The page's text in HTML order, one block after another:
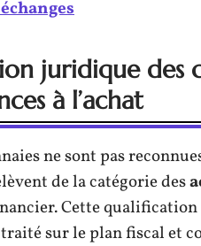
juridique des
à l’achat
ne sont pas
de la catégorie des
Cette
sur le plan fiscal et